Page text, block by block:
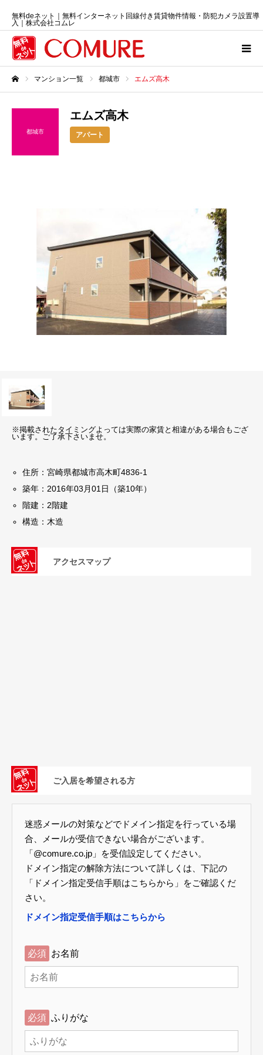
無料deネット｜無料インターネット回線付き賃貸物件情報・防犯カメラ設置導
入｜株式会社コムレ
マンション一覧 都城市 エムズ高木
都城市
エムズ高木
アパート
※掲載されたタイミングよっては実際の家賃と相違がある場合もござ
います。ご了承下さいませ。
住所：宮崎県都城市高木町4836-1
築年：2016年03月01日（築10年）
階建：2階建
構造：木造
アクセスマップ
ご入居を希望される方
迷惑メールの対策などでドメイン指定を行っている場
合、メールが受信できない場合がございます。
「@comure.co.jp」を受信設定してください。
ドメイン指定の解除方法について詳しくは、下記の
「ドメイン指定受信手順はこちらから」をご確認くだ
さい。
ドメイン指定受信手順はこちらから
必須 お名前
必須 ふりがな